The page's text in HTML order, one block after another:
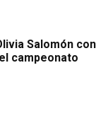
Salomón con
campeonato